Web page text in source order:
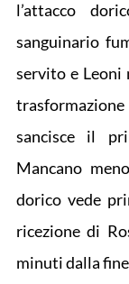
l’attacco
sanguinario
servito e Leoni
sancisce il
Mancano
dorico vede
ricezione di
minuti dalla fine